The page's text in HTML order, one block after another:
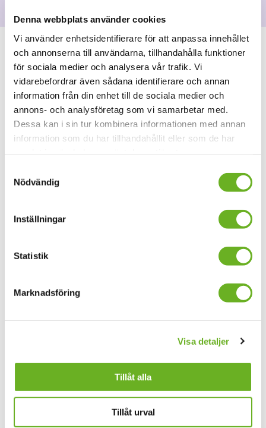
Denna webbplats använder cookies
Vi använder enhetsidentifierare för att anpassa innehållet
och annonserna till användarna, tillhandahålla funktioner
för sociala medier och analysera vår trafik. Vi
vidarebefordrar även sådana identifierare och annan
information från din enhet till de sociala medier och
annons- och analysföretag som vi samarbetar med.
Dessa kan i sin tur kombinera informationen med annan
information som du har tillhandahållit eller som de har
Nödvändig
Inställningar
Statistik
Marknadsföring
Visa detaljer
Tillåt alla
Tillåt urval
Läs mer om forskningsprojektet på webben
Välkommen till Forskningsveckan på SKH den 21–24
del av vår forskning.
Allmänna nyheter Forskningsnyheter
allmänna villkor